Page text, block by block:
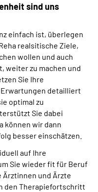
sind uns
einfach ist, überlegen
realsitische Ziele,
wollen und auch
weiter zu machen und
Sie Ihre
detailliert
optimal zu
Sie dabei
können wir dann
besser einschätzen.
auf Ihre
Sie wieder fit für Beruf
Ärztinnen und Ärzte
den Therapiefortschritt